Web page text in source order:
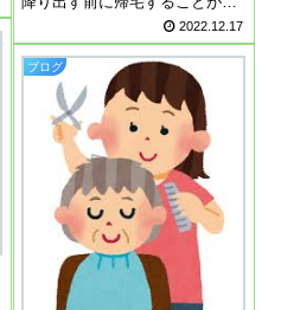
きました。寒いです。昨日、初
めてエアコンをつけましたが、
のどがカラカラになってしまい
ました。暖房をつけたら、加湿
器をつけないと、やはりだめみ
たいです。下駄箱...
2022.12.17
ブログ